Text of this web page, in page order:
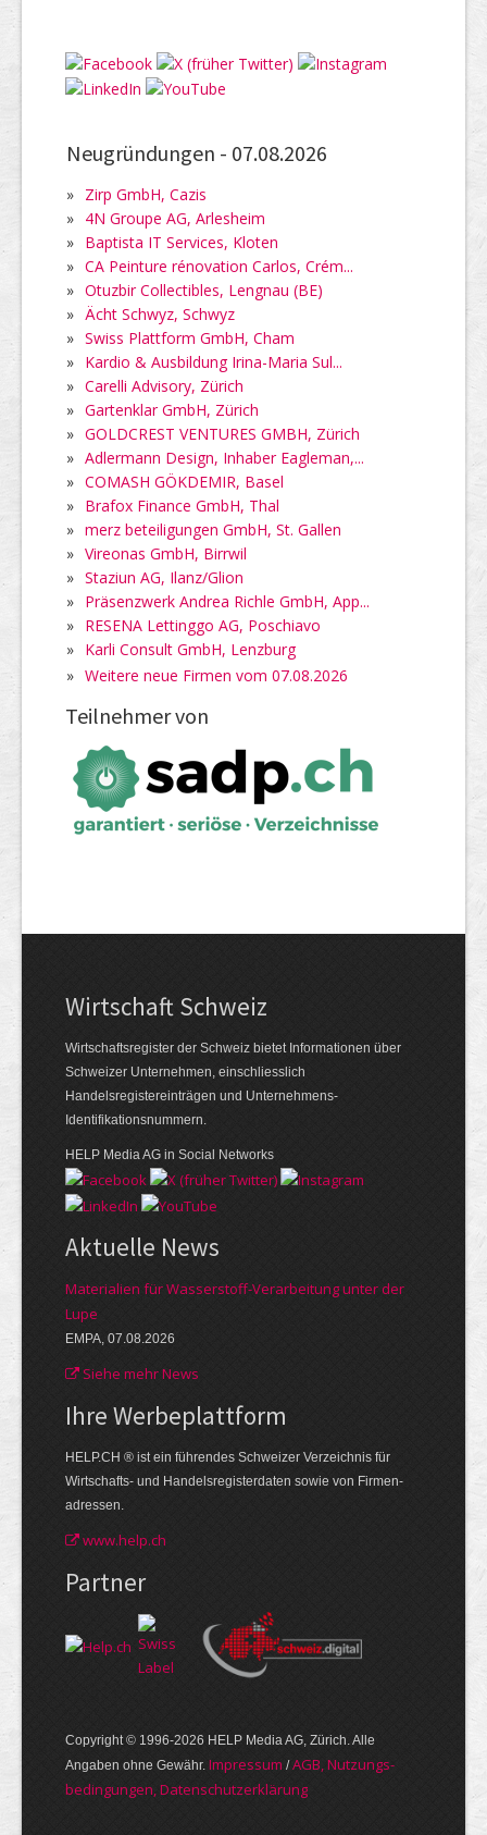
Neugründungen - 07.08.2026
» Zirp GmbH, Cazis
» 4N Groupe AG, Arlesheim
» Baptista IT Services, Kloten
» CA Peinture rénovation Carlos, Crém...
» Otuzbir Collectibles, Lengnau (BE)
» Ächt Schwyz, Schwyz
» Swiss Plattform GmbH, Cham
» Kardio & Ausbildung Irina-Maria Sul...
» Carelli Advisory, Zürich
» Gartenklar GmbH, Zürich
» GOLDCREST VENTURES GMBH, Zürich
» Adlermann Design, Inhaber Eagleman,...
» COMASH GÖKDEMIR, Basel
» Brafox Finance GmbH, Thal
» merz beteiligungen GmbH, St. Gallen
» Vireonas GmbH, Birrwil
» Staziun AG, Ilanz/Glion
» Präsenzwerk Andrea Richle GmbH, App...
» RESENA Lettinggo AG, Poschiavo
» Karli Consult GmbH, Lenzburg
» Weitere neue Firmen vom 07.08.2026
Teilnehmer von
Wirtschaft Schweiz
Wirtschaftsregister der Schweiz bietet Informationen über
Schweizer Unternehmen, einschliesslich
Handelsregistereinträgen und Unternehmens-
Identifikationsnummern.
HELP Media AG in Social Networks
Aktuelle News
Materialien für Wasserstoff-Verarbeitung unter der
Lupe
EMPA, 07.08.2026
Siehe mehr News
Ihre Werbe­plattform
HELP.CH ® ist ein führendes Schweizer Verzeichnis für
Wirtschafts- und Handelsregisterdaten sowie von Firmen­
adressen.
www.help.ch
Partner
Copyright © 1996-2026 HELP Media AG, Zürich. Alle
Angaben ohne Gewähr. Im­pres­sum /AGB, Nut­zungs­
bedin­gungen, Daten­schutz­er­klärung